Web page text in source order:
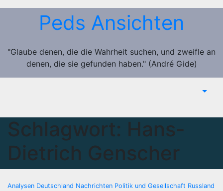
Zum
Peds Ansichten
"Glaube denen, die die Wahrheit suchen, und zweifle an
denen, die sie gefunden haben." (André Gide)
Schlagwort: Hans-
Dietrich Genscher
Analysen Deutschland Nachrichten Politik und Gesellschaft Russland